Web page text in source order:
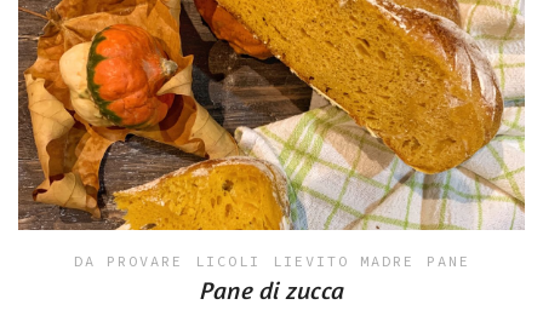
DA PROVARE LICOLI LIEVITO MADRE PANE
Pane di zucca